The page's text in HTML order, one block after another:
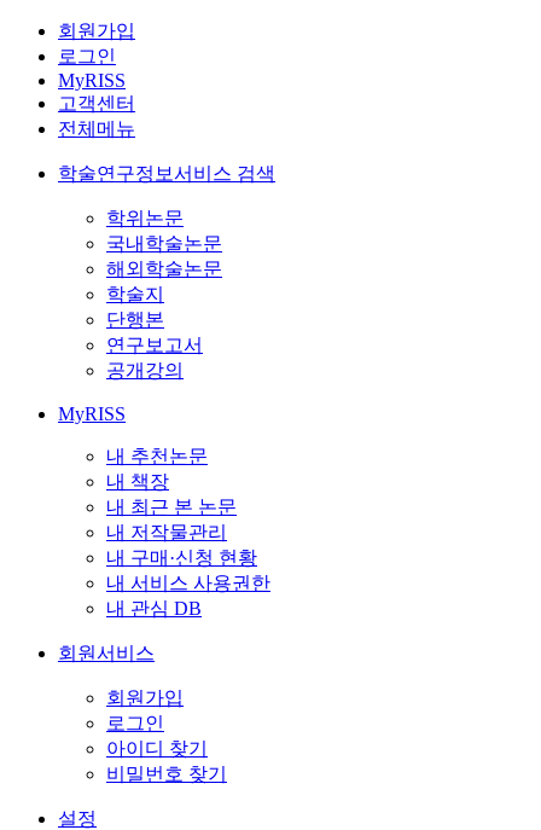
회원가입
로그인
MyRISS
고객센터
전체메뉴
학술연구정보서비스 검색
학위논문
국내학술논문
해외학술논문
학술지
단행본
연구보고서
공개강의
MyRISS
내 추천논문
내 책장
내 최근 본 논문
내 저작물관리
내 구매·신청 현황
내 서비스 사용권한
내 관심 DB
회원서비스
회원가입
로그인
아이디 찾기
비밀번호 찾기
설정